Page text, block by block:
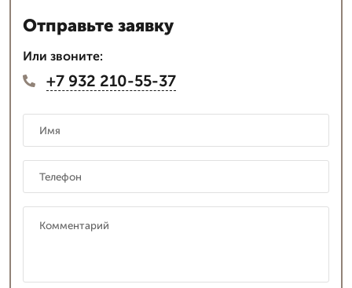
Отправьте заявку
Или звоните:
+7 932 210-55-37